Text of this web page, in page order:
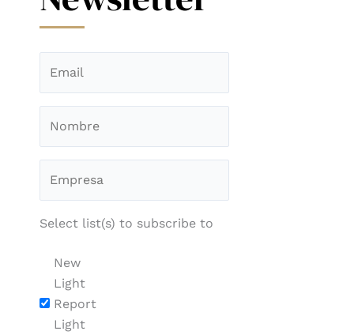
Select list(s) to subscribe to
New
Light
Report
Light